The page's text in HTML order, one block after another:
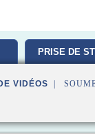
PRISE DE
VIDÉOS |